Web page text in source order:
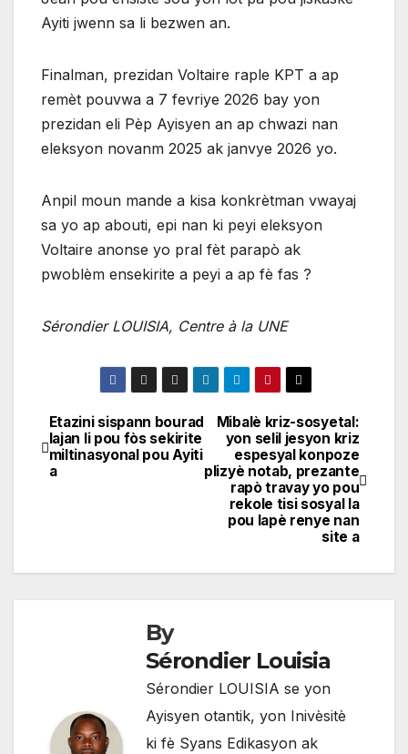
Ayiti jwenn sa li bezwen an.
Finalman, prezidan Voltaire raple KPT a ap
remèt pouvwa a 7 fevriye 2026 bay yon
prezidan eli Pèp Ayisyen an ap chwazi nan
eleksyon novanm 2025 ak janvye 2026 yo.
Anpil moun mande a kisa konkrètman vwayaj
sa yo ap abouti, epi nan ki peyi eleksyon
Voltaire anonse yo pral fèt parapò ak
pwoblèm ensekirite a peyi a ap fè fas ?
Sérondier LOUISIA, Centre à la UNE
Navigation
de
Mibalè kriz-sosyetal:
yon selil jesyon kriz
espesyal konpoze
plizyè notab, prezante
rapò travay yo pou
rekole tisi sosyal la
pou lapè renye nan
site a
Etazini sispann bourad
lajan li pou fòs sekirite
miltinasyonal pou Ayiti
a
By
Sérondier Louisia
Sérondier LOUISIA se yon
Ayisyen otantik, yon Inivèsitè
ki fè Syans Edikasyon ak